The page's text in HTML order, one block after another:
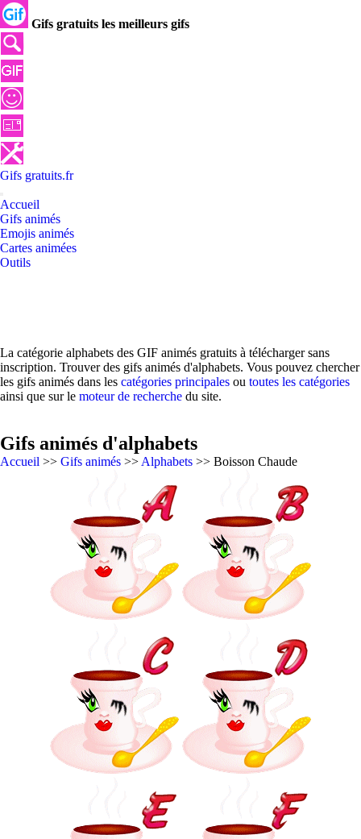
Gifs gratuits les meilleurs gifs
Gifs gratuits.fr
Accueil
Gifs animés
Emojis animés
Cartes animées
Outils
La catégorie alphabets des GIF animés gratuits à télécharger sans
inscription. Trouver des gifs animés d'alphabets. Vous pouvez chercher
les gifs animés dans les catégories principales ou toutes les catégories
ainsi que sur le moteur de recherche du site.
Gifs animés d'alphabets
Accueil >> Gifs animés >> Alphabets >> Boisson Chaude